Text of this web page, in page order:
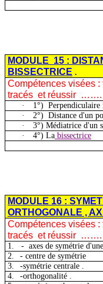
MODULE 15 :
BISSECTRICE .
Compétences visées :
tracés et réussir …….
· 1°) Perpendiculaire
·
2°) Distance d'un
·
3°) Médiatrice d'un
·
4°) La bissectrice
MODULE 16 :
ORTHOGONALE ,
Compétences visées :
tracés et réussir …….
1. - axes de symétrie
2.
- centre de symétrie
3.
-symétrie centrale .
4.
-orthogonalité .